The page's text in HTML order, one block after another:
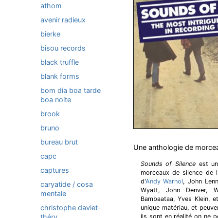
athom
avenir radieux
bierke
bisou records
black truffle
blank forms
bom dia boa tarde
boa noite
brook
bruno
bureau brut
capc
captures
caryatide / cosa
mentale
christophe daviet-
Une anthologie de
Sounds of Silence est
morceaux de silence de
d'Andy Warhol, John
Wyatt, John Denver,
Bambaataa, Yves Klein,
unique matériau, et
ils sont en réalité on ne